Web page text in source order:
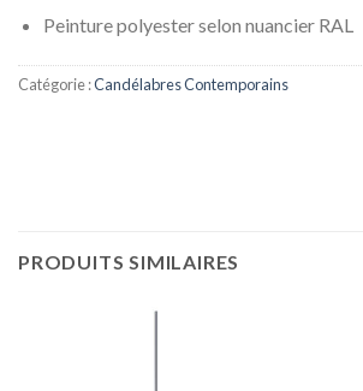
Peinture polyester selon nuancier RAL
Catégorie :Candélabres Contemporains
PRODUITS SIMILAIRES